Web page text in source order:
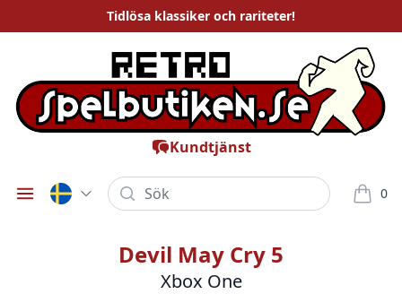
Tidlösa klassiker och rariteter!
Kundtjänst
Öppna meny
Sök 0
varor i
Devil May Cry 5
Xbox One